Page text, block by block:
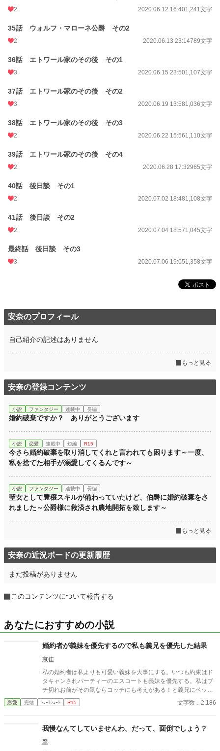
2 2020.06.12 16:401,241文字
35話 ウォルフ・マローネ公爵 その2
2 2020.06.13 23:14789文字
36話 エトワール家のその後 その1
3 2020.06.15 23:501,107文字
37話 エトワール家のその後 その2
3 2020.06.19 13:581,036文字
38話 エトワール家のその後 その3
2 2020.06.22 15:561,110文字
39話 エトワール家のその後 その4
2 2020.06.28 17:32965文字
40話 後日談 その1
2 2020.07.02 18:481,108文字
41話 後日談 その2
2 2020.07.04 18:571,045文字
最終話 後日談 その3
3 2020.07.06 19:051,358文字
安奈のプロフィール
自己紹介の記述はありません
もっと見る
安奈の登録コンテンツ
小説 ファンタジー 連載中 長編
婚約破棄ですか？ ありがとうございます
小説 恋愛 連載中 短編 R15
今さら婚約破棄を取り消してくれと言われても困ります～一度、
私を捨てた相手が溺愛してくるんです～
小説 ファンタジー 連載中 長編
聖女として豊穣スキルが備わっていたけど、伯爵に婚約破棄をさ
れました～公爵様に救済され農地開拓を致します～
もっと見る
安奈の近況ボードの更新履歴
まだ投稿がありません
このコンテンツについて報告する
あなたにおすすめの小説
婚約者が義妹を優先するので私も義兄を優先した結果
京佳
私の婚約者は私よりも可愛い義妹を大事にする。いつも約束はド
タキャンされパーティーのエスコートも義妹を優先する。私はブ
チ切れお前がその気ならコッチにも考えがある！と義兄にベッタ
リする事にした。「ずっとお前を愛してた！」義兄は大喜びして
私を溺愛し始める。そして私は夜会で婚約者に婚約破棄を告げら
くりん婚約者＆義妹。美形長身モデル体型の義兄。ざまぁ。溺愛
ハピエン。ゆるゆる設定。
恋愛 完結 ｼｮｰﾄｼｮｰﾄ R15 文字数：2,186
我慢なんてしていませんわ。だって、面倒でしょう？
翠